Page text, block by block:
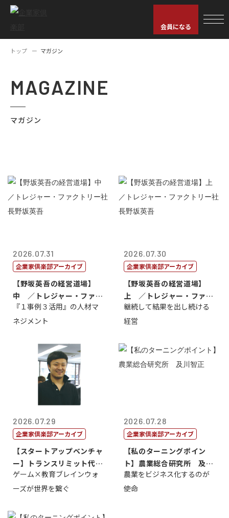
会員になる
トップ マガジン
MAGAZINE
マガジン
2026.07.31
企業家倶楽部アーカイブ
【野坂英吾の経営道場】
中 ／トレジャー・ファク
トリー社長野坂...
『１事例３活用』の人材マ
ネジメント
2026.07.30
企業家倶楽部アーカイブ
【野坂英吾の経営道場】
上 ／トレジャー・ファク
トリー社長野坂...
継続して結果を出し続ける
経営
2026.07.29
企業家倶楽部アーカイブ
【スタートアップベンチャ
ー】トランスリミット代表
取締役社長 ...
ゲーム×教育ブレインウォ
ーズが世界を繋ぐ
2026.07.28
企業家倶楽部アーカイブ
【私のターニングポイン
ト】農業総合研究所 及川
智正
農業をビジネス化するのが
使命